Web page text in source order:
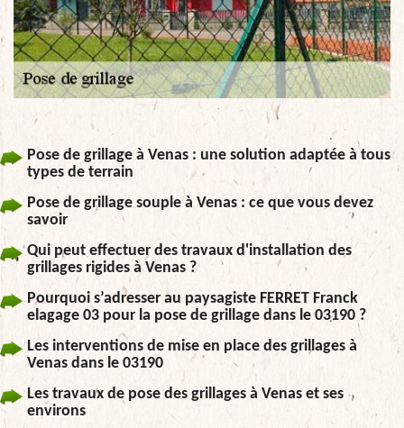
Pose de grillage à Venas : une solution adaptée à tous
types de terrain
Pose de grillage souple à Venas : ce que vous devez
savoir
Qui peut effectuer des travaux d'installation des
grillages rigides à Venas ?
Pourquoi s’adresser au paysagiste FERRET Franck
elagage 03 pour la pose de grillage dans le 03190 ?
Les interventions de mise en place des grillages à
Venas dans le 03190
Les travaux de pose des grillages à Venas et ses
environs